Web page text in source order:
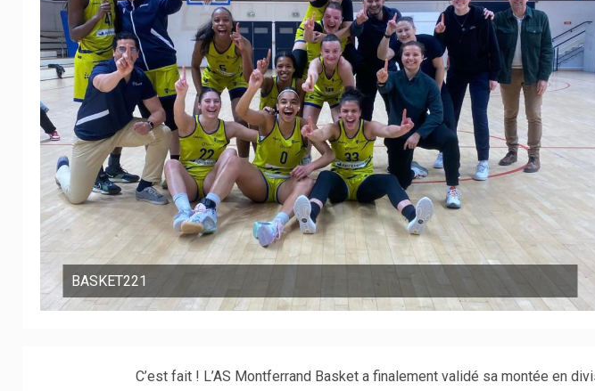
BASKET221
C’est fait ! L’AS Montferrand Basket a finalement validé sa montée en